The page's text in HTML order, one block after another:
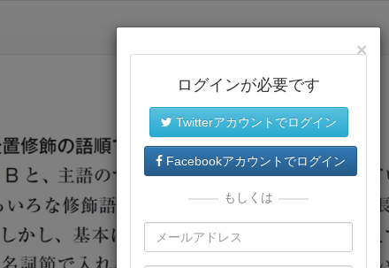
×
ログインが必要です
Twitterアカウントでログイン
Facebookアカウントでログイン
もしくは